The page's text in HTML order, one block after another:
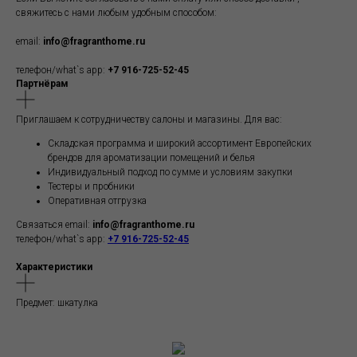
свяжитесь с нами любым удобным способом:
email: info@fragranthome.ru
телефон/what`s app: +7 916-725-52-45
Партнёрам
Приглашаем к сотрудничеству салоны и магазины. Для вас:
Складская программа и широкий ассортимент Европейских
брендов для ароматизации помещений и белья
Индивидуальный подход по сумме и условиям закупки
Тестеры и пробники
Оперативная отгрузка
Связаться email: info@fragranthome.ru
телефон/what`s app: +7 916-725-52-45
Характеристики
Предмет: шкатулка